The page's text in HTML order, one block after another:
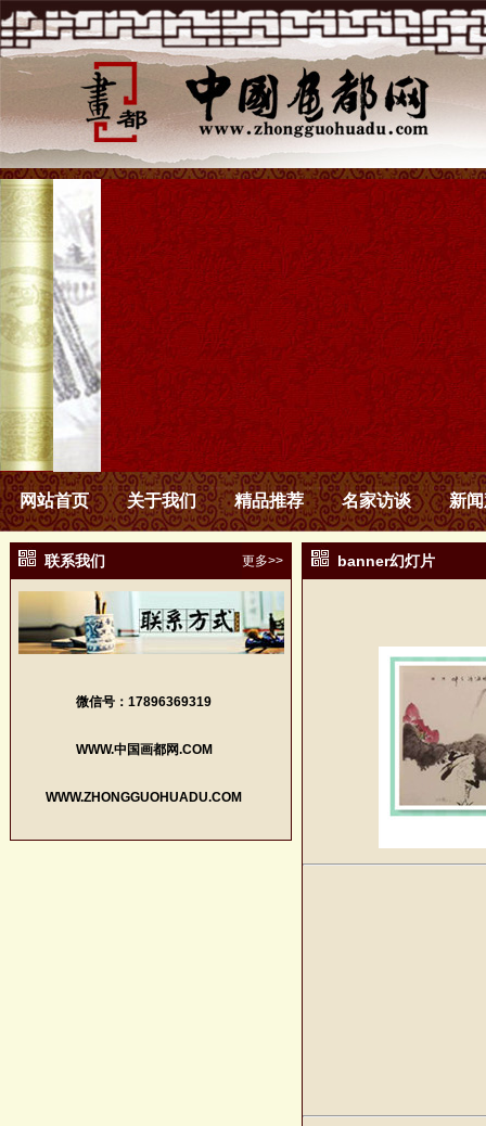
网站首页 关于我们 精品推荐 名家访谈 新
联系我们 更多>>
微信号：17896369319
WWW.中国画都网.COM
WWW.ZHONGGUOHUADU.COM
banner幻灯片